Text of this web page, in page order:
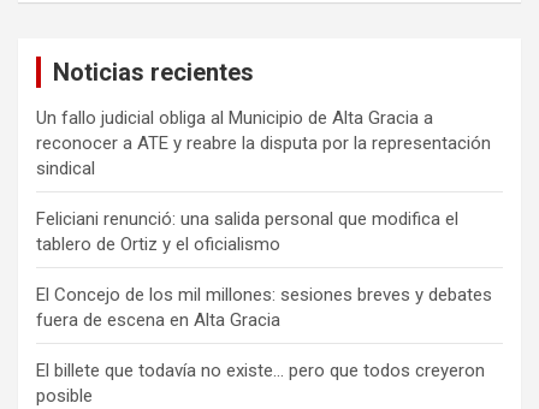
Noticias recientes
Un fallo judicial obliga al Municipio de Alta Gracia a
reconocer a ATE y reabre la disputa por la representación
sindical
Feliciani renunció: una salida personal que modifica el
tablero de Ortiz y el oficialismo
El Concejo de los mil millones: sesiones breves y debates
fuera de escena en Alta Gracia
El billete que todavía no existe… pero que todos creyeron
posible